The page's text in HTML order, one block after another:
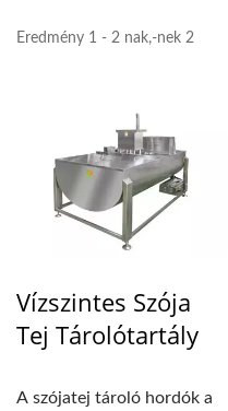
Eredmény 1 - 2 nak,-nek 2
Vízszintes Szója
Tej Tárolótartály
A szójatej tároló hordók a